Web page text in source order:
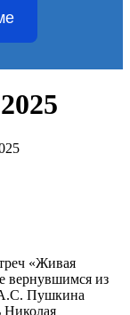
«Живая
вернувшимся из
Пушкина
Николая